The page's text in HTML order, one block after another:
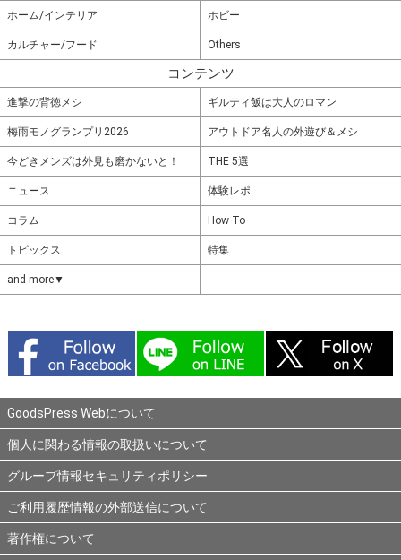
ホーム/インテリア ホビー
カルチャー/フード Others
コンテンツ
進撃の背徳メシ ギルティ飯は大人のロマン
梅雨モノグランプリ2026 アウトドア名人の外遊び＆メシ
今どきメンズは外見も磨かないと！ THE 5選
ニュース 体験レポ
コラム How To
トピックス 特集
and more▼
GoodsPress Webについて
個人に関わる情報の取扱いについて
グループ情報セキュリティポリシー
ご利用履歴情報の外部送信について
著作権について